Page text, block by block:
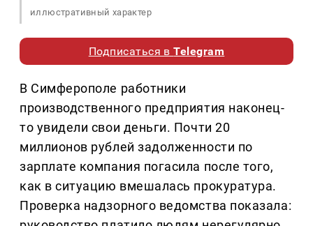
иллюстративный характер
Подписаться вTelegram
В Симферополе работники
производственного предприятия наконец-
то увидели свои деньги. Почти 20
миллионов рублей задолженности по
зарплате компания погасила после того,
как в ситуацию вмешалась прокуратура.
Проверка надзорного ведомства показала: